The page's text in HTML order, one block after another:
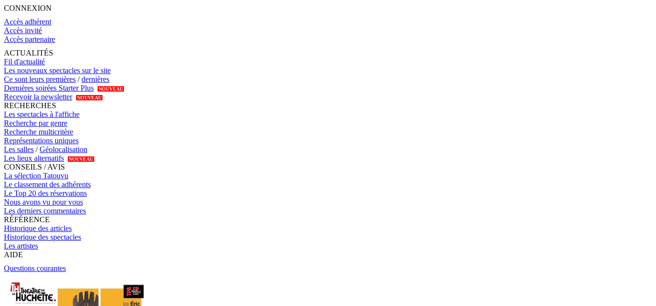
CONNEXION
Accès adhérent
Accès invité
Accès partenaire
ACTUALITÉS
Fil d'actualité
Les nouveaux spectacles sur le site
Ce sont leurs premières /dernières
Dernières soirées Starter Plus
NOUVEAU
Recevoir la newsletter NOUVEAU
RECHERCHES
Les spectacles à l'affiche
Recherche par genre
Recherche multicritère
Représentations uniques
Les salles /Géolocalisation
Les lieux alternatifs
NOUVEAU
CONSEILS / AVIS
La sélection Tatouvu
Le classement des adhérents
Le Top 20 des réservations
Nous avons vu pour vous
Les derniers commentaires
RÉFÉRENCE
Historique des articles
Historique des spectacles
Les artistes
AIDE
Questions courantes